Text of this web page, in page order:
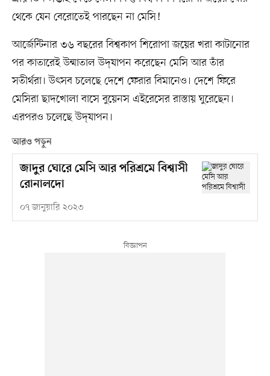
থেকে যেন বেরোতেই পারছেন না মেসি!
আর্জেন্টিনার ৩৬ বছরের বিশ্বকাপ শিরোপা জয়ের খরা কাটানোর
পর কাতারেই উন্মাতাল উদ্‌যাপন করেছেন মেসি আর তাঁর
সতীর্থরা। উৎসব চলেছে দেশে ফেরার বিমানেও। দেশে ফিরে
মেসিরা ছাদখোলা বাসে বুয়েনস এইরেসের রাস্তায় ঘুরেছেন।
এরপরও চলেছে উদ্‌যাপন।
আরও পড়ুন
জাদুর ঘোরে মেসি আর পরিশ্রমে বিশ্বাসী
রোনালদো
০৭ জানুয়ারি ২০২৩